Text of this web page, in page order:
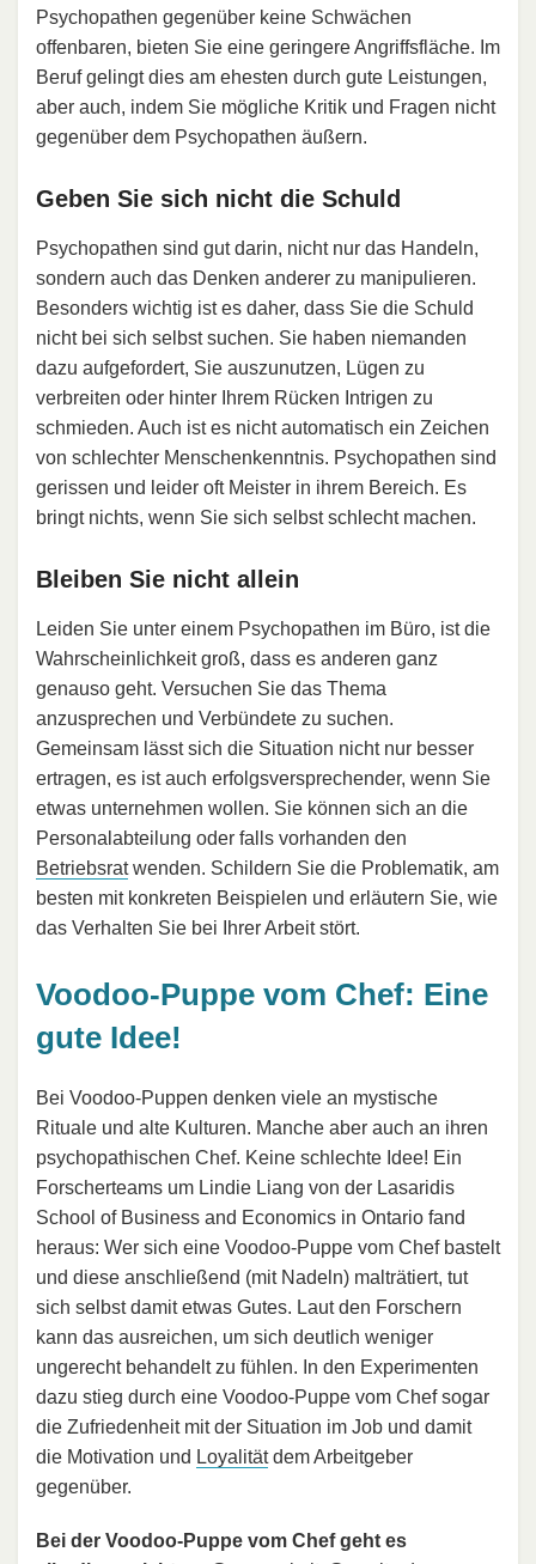
Psychopathen gegenüber keine Schwächen
offenbaren, bieten Sie eine geringere Angriffsfläche. Im
Beruf gelingt dies am ehesten durch gute Leistungen,
aber auch, indem Sie mögliche Kritik und Fragen nicht
gegenüber dem Psychopathen äußern.
Geben Sie sich nicht die Schuld
Psychopathen sind gut darin, nicht nur das Handeln,
sondern auch das Denken anderer zu manipulieren.
Besonders wichtig ist es daher, dass Sie die Schuld
nicht bei sich selbst suchen. Sie haben niemanden
dazu aufgefordert, Sie auszunutzen, Lügen zu
verbreiten oder hinter Ihrem Rücken Intrigen zu
schmieden. Auch ist es nicht automatisch ein Zeichen
von schlechter Menschenkenntnis. Psychopathen sind
gerissen und leider oft Meister in ihrem Bereich. Es
bringt nichts, wenn Sie sich selbst schlecht machen.
Bleiben Sie nicht allein
Leiden Sie unter einem Psychopathen im Büro, ist die
Wahrscheinlichkeit groß, dass es anderen ganz
genauso geht. Versuchen Sie das Thema
anzusprechen und Verbündete zu suchen.
Gemeinsam lässt sich die Situation nicht nur besser
ertragen, es ist auch erfolgsversprechender, wenn Sie
etwas unternehmen wollen. Sie können sich an die
Personalabteilung oder falls vorhanden den
Betriebsratwenden. Schildern Sie die Problematik, am
besten mit konkreten Beispielen und erläutern Sie, wie
das Verhalten Sie bei Ihrer Arbeit stört.
Voodoo-Puppe vom Chef: Eine
gute Idee!
Bei Voodoo-Puppen denken viele an mystische
Rituale und alte Kulturen. Manche aber auch an ihren
psychopathischen Chef. Keine schlechte Idee! Ein
Forscherteams um Lindie Liang von der Lasaridis
School of Business and Economics in Ontario fand
heraus: Wer sich eine Voodoo-Puppe vom Chef bastelt
und diese anschließend (mit Nadeln) malträtiert, tut
sich selbst damit etwas Gutes. Laut den Forschern
kann das ausreichen, um sich deutlich weniger
ungerecht behandelt zu fühlen. In den Experimenten
dazu stieg durch eine Voodoo-Puppe vom Chef sogar
die Zufriedenheit mit der Situation im Job und damit
die Motivation und Loyalitätdem Arbeitgeber
gegenüber.
Bei der Voodoo-Puppe vom Chef geht es